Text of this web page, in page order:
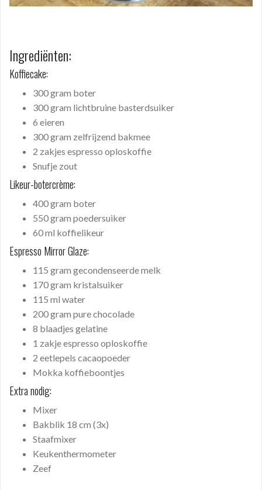
Ingrediënten:
Koffiecake:
300 gram boter
300 gram lichtbruine basterdsuiker
6 eieren
300 gram zelfrijzend bakmee
2 zakjes espresso oploskoffie
Snufje zout
Likeur-botercrème:
400 gram boter
550 gram poedersuiker
60 ml koffielikeur
Espresso Mirror Glaze:
115 gram gecondenseerde melk
170 gram kristalsuiker
115 ml water
200 gram pure chocolade
8 blaadjes gelatine
1 zakje espresso oploskoffie
2 eetlepels cacaopoeder
Mokka koffieboontjes
Extra nodig:
Mixer
Bakblik 18 cm (3x)
Staafmixer
Keukenthermometer
Zeef